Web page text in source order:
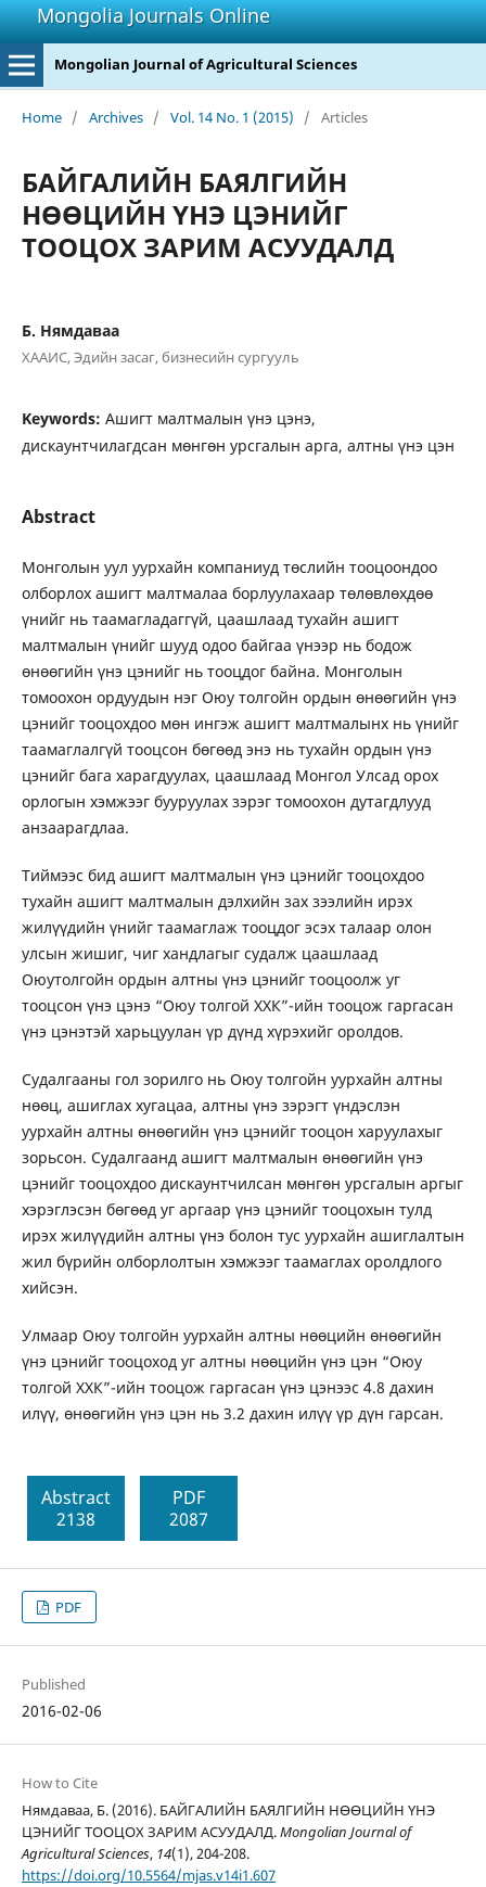
Mongolia Journals Online
Mongolian Journal of Agricultural Sciences
Home / Archives / Vol. 14 No. 1 (2015) / Articles
БАЙГАЛИЙН БАЯЛГИЙН
НӨӨЦИЙН ҮНЭ ЦЭНИЙГ
ТООЦОХ ЗАРИМ АСУУДАЛД
Б. Нямдаваа
ХААИС, Эдийн засаг, бизнесийн сургууль
Keywords: Ашигт малтмалын үнэ цэнэ,
дискаунтчилагдсан мөнгөн урсгалын арга, алтны үнэ цэн
Abstract
Монголын уул уурхайн компаниуд төслийн тооцоондоо
олборлох ашигт малтмалаа борлуулахаар төлөвлөхдөө
үнийг нь таамагладаггүй, цаашлаад тухайн ашигт
малтмалын үнийг шууд одоо байгаа үнээр нь бодож
өнөөгийн үнэ цэнийг нь тооцдог байна. Монголын
томоохон ордуудын нэг Оюу толгойн ордын өнөөгийн үнэ
цэнийг тооцохдоо мөн ингэж ашигт малтмалынх нь үнийг
таамаглалгүй тооцсон бөгөөд энэ нь тухайн ордын үнэ
цэнийг бага харагдуулах, цаашлаад Монгол Улсад орох
орлогын хэмжээг бууруулах зэрэг томоохон дутагдлууд
анзаарагдлаа.
Тиймээс бид ашигт малтмалын үнэ цэнийг тооцохдоо
тухайн ашигт малтмалын дэлхийн зах зээлийн ирэх
жилүүдийн үнийг таамаглаж тооцдог эсэх талаар олон
улсын жишиг, чиг хандлагыг судалж цаашлаад
Оюутолгойн ордын алтны үнэ цэнийг тооцоолж уг
тооцсон үнэ цэнэ “Оюу толгой ХХК”-ийн тооцож гаргасан
үнэ цэнэтэй харьцуулан үр дүнд хүрэхийг оролдов.
Судалгааны гол зорилго нь Оюу толгойн уурхайн алтны
нөөц, ашиглах хугацаа, алтны үнэ зэрэгт үндэслэн
уурхайн алтны өнөөгийн үнэ цэнийг тооцон харуулахыг
зорьсон. Судалгаанд ашигт малтмалын өнөөгийн үнэ
цэнийг тооцохдоо дискаунтчилсан мөнгөн урсгалын аргыг
хэрэглэсэн бөгөөд уг аргаар үнэ цэнийг тооцохын тулд
ирэх жилүүдийн алтны үнэ болон тус уурхайн ашиглалтын
жил бүрийн олборлолтын хэмжээг таамаглах оролдлого
хийсэн.
Улмаар Оюу толгойн уурхайн алтны нөөцийн өнөөгийн
үнэ цэнийг тооцоход уг алтны нөөцийн үнэ цэн “Оюу
толгой ХХК”-ийн тооцож гаргасан үнэ цэнээс 4.8 дахин
илүү, өнөөгийн үнэ цэн нь 3.2 дахин илүү үр дүн гарсан.
Abstract
2138
PDF
2087
PDF
Published
2016-02-06
How to Cite
Нямдаваа, Б. (2016). БАЙГАЛИЙН БАЯЛГИЙН НӨӨЦИЙН ҮНЭ
ЦЭНИЙГ ТООЦОХ ЗАРИМ АСУУДАЛД.Mongolian Journal of
Agricultural Sciences, 14(1), 204-208.
https://doi.org/10.5564/mjas.v14i1.607